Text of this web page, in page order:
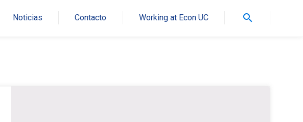
Noticias Contacto Working at Econ UC search